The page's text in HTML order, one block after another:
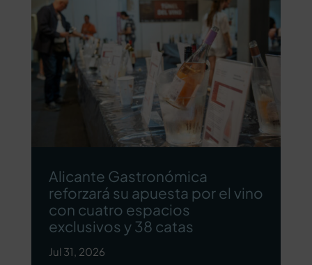
Alicante Gastronómica
reforzará su apuesta por el vino
con cuatro espacios
exclusivos y 38 catas
Jul 31, 2026